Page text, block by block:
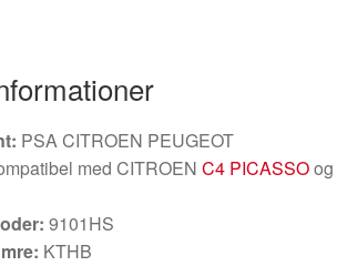
PSA CITROEN PEUGEOT
med CITROENC4 PICASSO
9101HS
KTHB